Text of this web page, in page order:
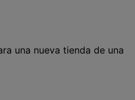
una nueva tienda de una